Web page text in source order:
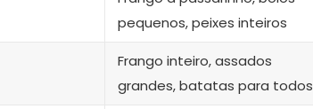
pequenos, peixes inteiros
Frango inteiro, assados
grandes, batatas para todos